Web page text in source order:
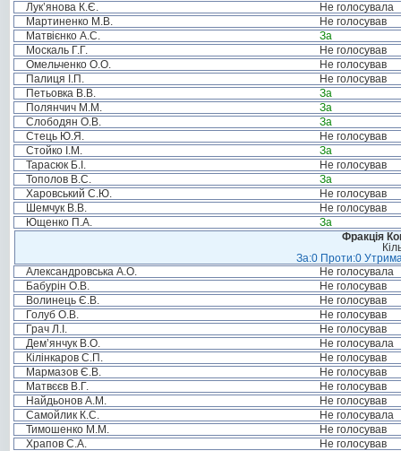
Лук’янова К.Є.
Не голосувала
Мартиненко М.В.
Не голосував
Матвієнко А.С.
За
Москаль Г.Г.
Не голосував
Омельченко О.О.
Не голосував
Палиця І.П.
Не голосував
Петьовка В.В.
За
Полянчич М.М.
За
Слободян О.В.
За
Стець Ю.Я.
Не голосував
Стойко І.М.
За
Тарасюк Б.І.
Не голосував
Тополов В.С.
За
Харовський С.Ю.
Не голосував
Шемчук В.В.
Не голосував
Ющенко П.А.
За
Фракція
За:0 Проти:0
Александровська А.О.
Не голосувала
Бабурін О.В.
Не голосував
Волинець Є.В.
Не голосував
Голуб О.В.
Не голосував
Грач Л.І.
Не голосував
Дем’янчук В.О.
Не голосувала
Кілінкаров С.П.
Не голосував
Мармазов Є.В.
Не голосував
Матвєєв В.Г.
Не голосував
Найдьонов А.М.
Не голосував
Самойлик К.С.
Не голосувала
Тимошенко М.М.
Не голосував
Храпов С.А.
Не голосував